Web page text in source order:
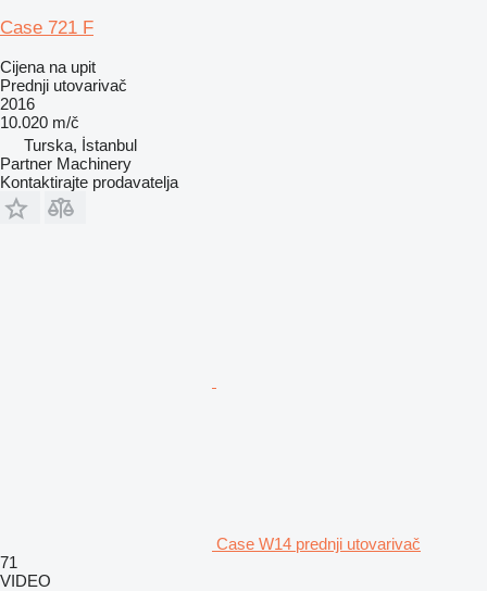
Case 721 F
Cijena na upit
Prednji utovarivač
2016
10.020 m/č
Turska, İstanbul
Partner Machinery
Kontaktirajte prodavatelja
Case W14 prednji utovarivač
71
VIDEO